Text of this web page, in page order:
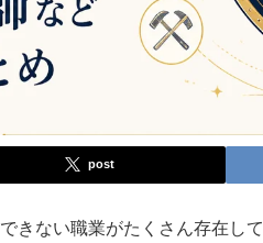
post
きない職業がたくさん存在し